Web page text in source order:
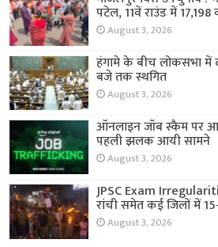
पटेल, 11वें राउंड में
August 3, 2026
हंगामे के बीच लोकसभा में
बजे तक स्थगित
August 3, 2026
ऑनलाइन जॉब स्कैम पर
पहली झलक आयी सामने
August 3, 2026
JPSC Exam
रांची समेत कई जिलों में
August 3, 2026